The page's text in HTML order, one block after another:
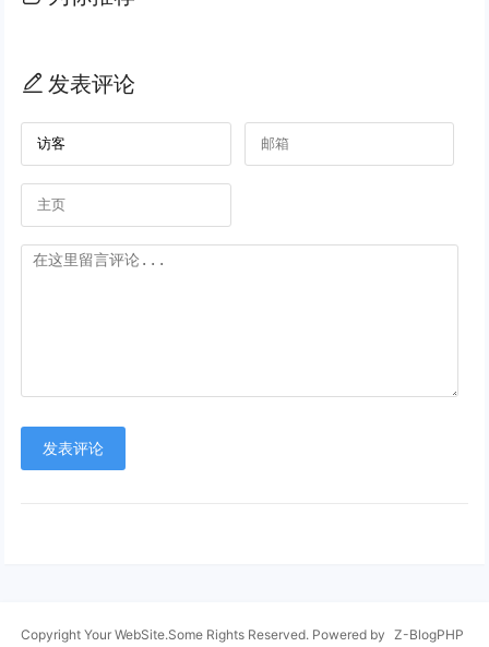
发表评论
发表评论
Copyright Your WebSite.Some Rights Reserved. Powered by Z-BlogPHP